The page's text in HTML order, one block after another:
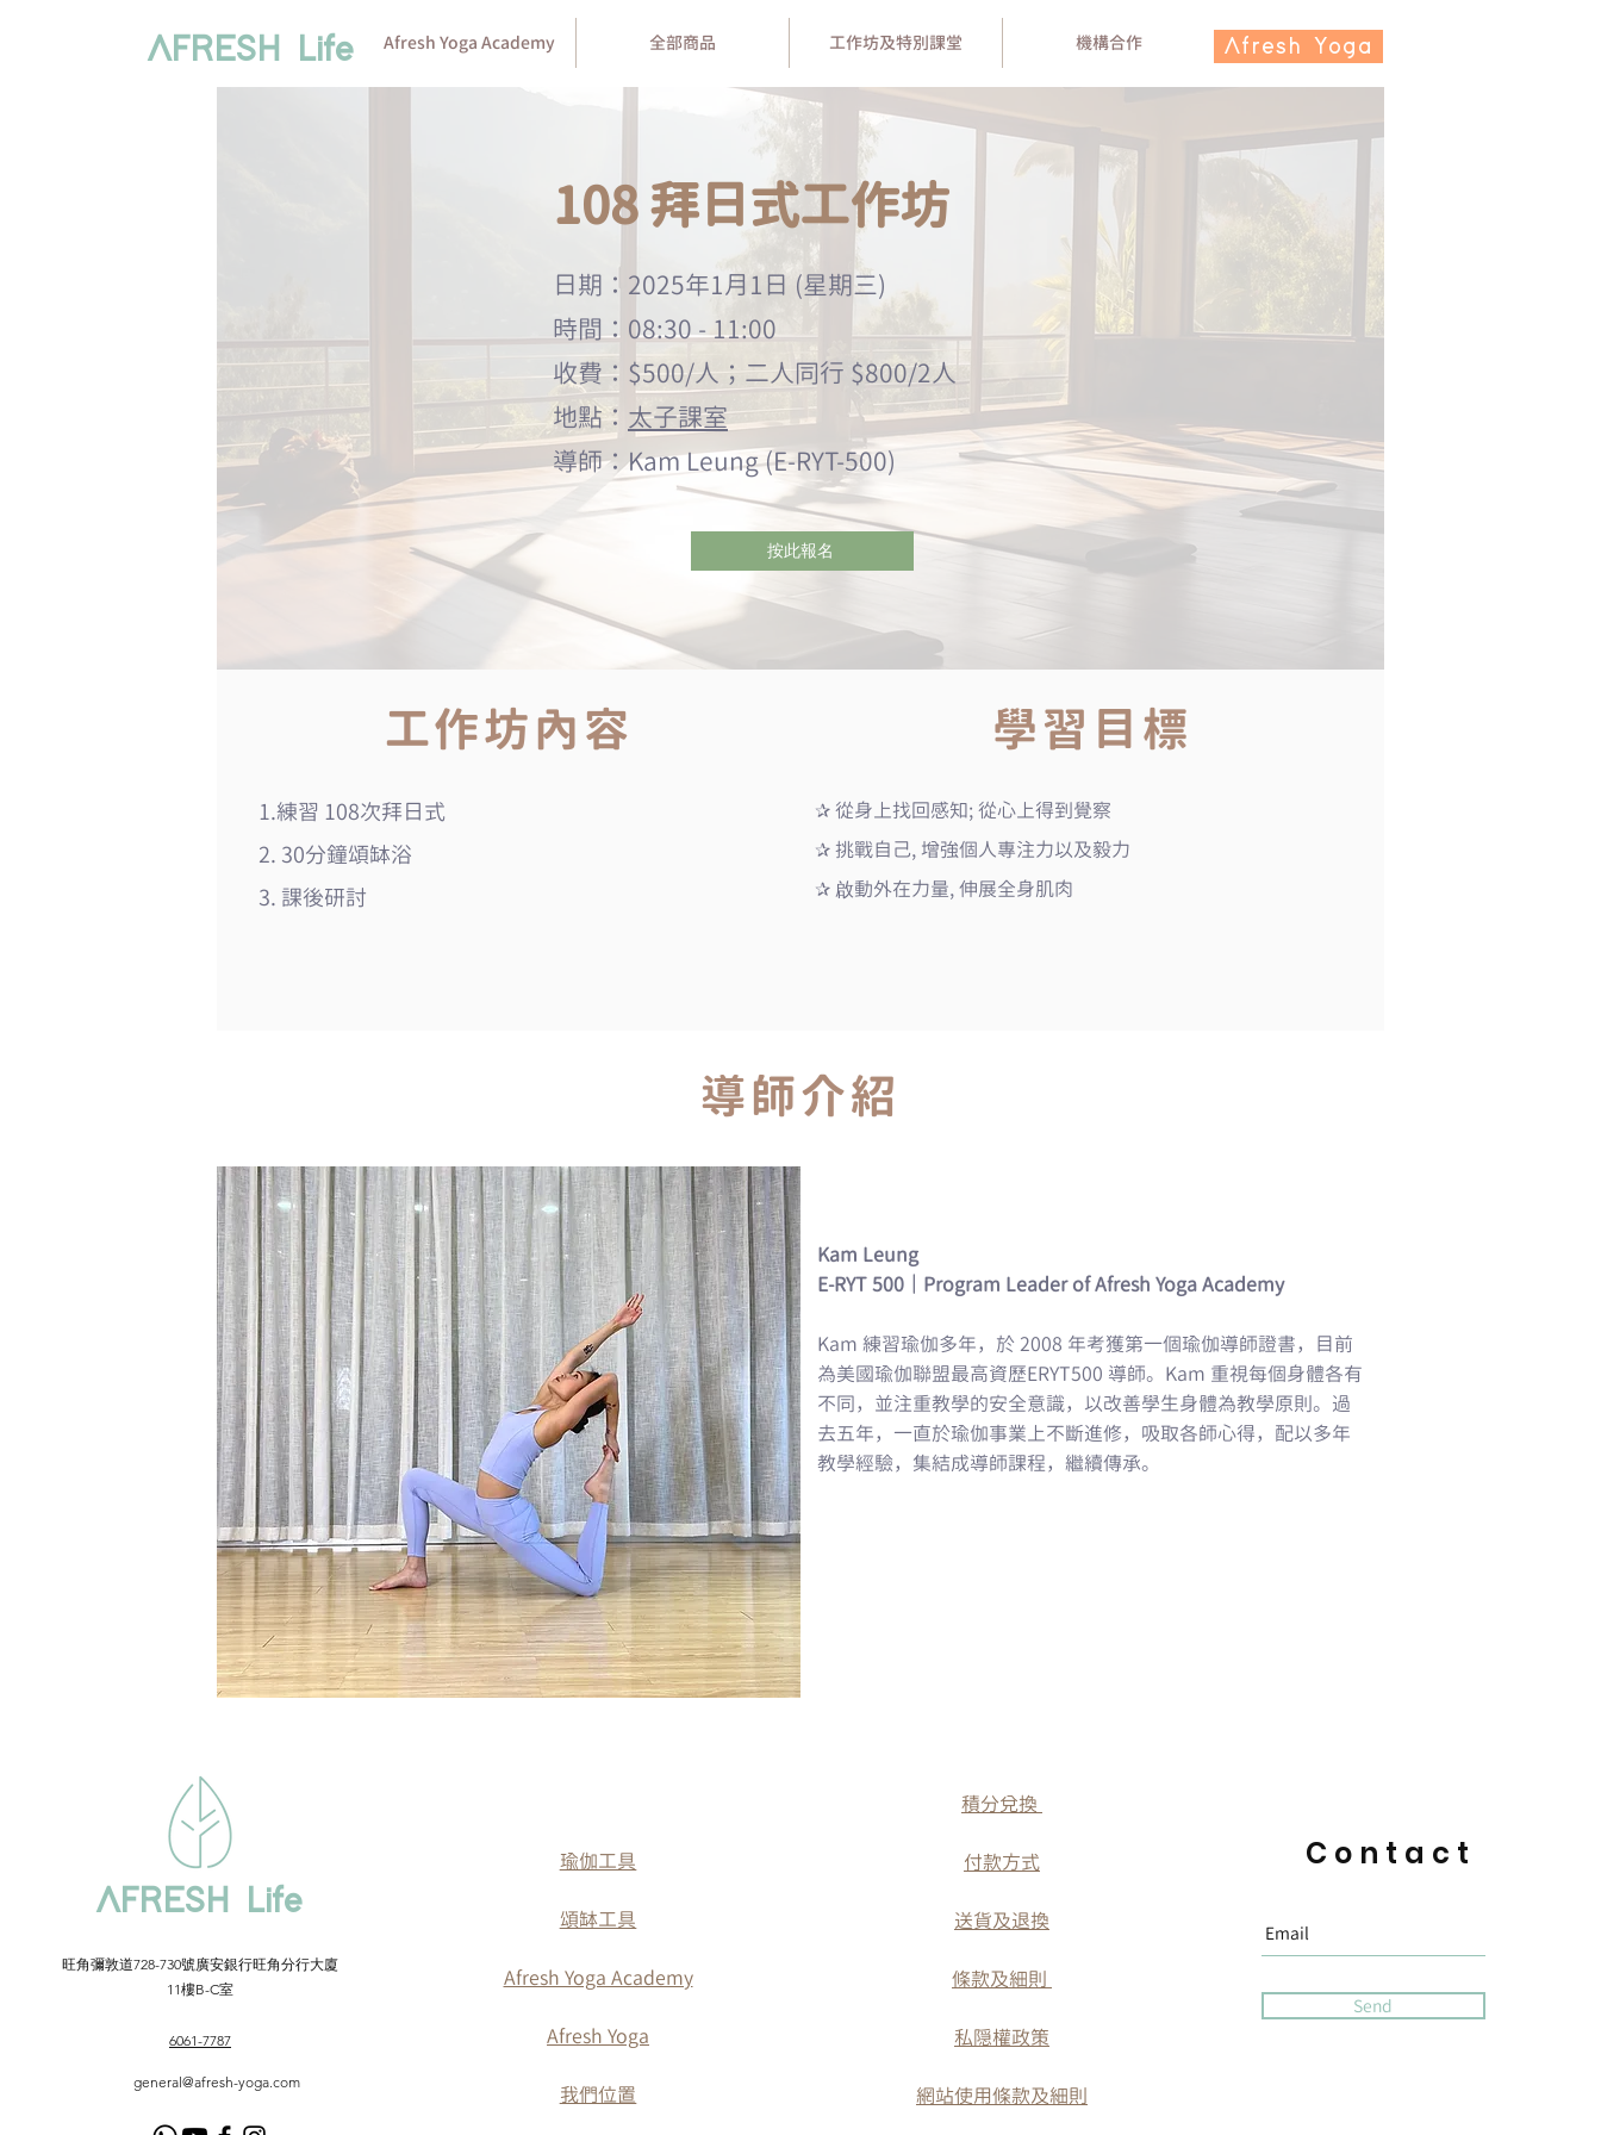
AFRESH Life Afresh Yoga Academy 全部商品 工作坊及特別課堂 機構合作 Afresh Yoga
108 拜日式工作坊
日期：2025年1月1日 (星期三)
時間：08:30 - 11:00
收費：$500/人；二人同行 $800/2人
地點： 太子課室
導師：Kam Leung (E-RYT-500)
按此報名
工作坊內容
1.練習 108次拜日式
2. 30分鐘頌缽浴
3. 課後研討
學習目標
✰ 從身上找回感知; 從心上得到覺察
✰ 挑戰自己, 增強個人專注力以及毅力
✰ 啟動外在力量, 伸展全身肌肉
導師介紹
Kam Leung
E-RYT 500｜Program Leader of Afresh Yoga Academy
Kam 練習瑜伽多年，於 2008 年考獲第一個瑜伽導師證書，目前
為美國瑜伽聯盟最高資歷ERYT500 導師。Kam 重視每個身體各有
不同，並注重教學的安全意識，以改善學生身體為教學原則。過
去五年，一直於瑜伽事業上不斷進修，吸取各師心得，配以多年
教學經驗，集結成導師課程，繼續傳承。
AFRESH Life
​旺角彌敦道728-730號廣安銀行旺角分行大廈
11樓B-C室
6061-7787
general@afresh-yoga.com
瑜伽工具
​頌缽工具
Afresh Yoga Academy
Afresh Yoga
​我們位置
​積分兌換
付款方式
送貨及退換
條款及細則
​私隠權政策
網站使用條款及細則
Contact
Send